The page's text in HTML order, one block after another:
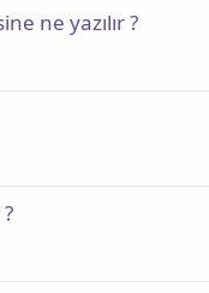
ne yazılır ?